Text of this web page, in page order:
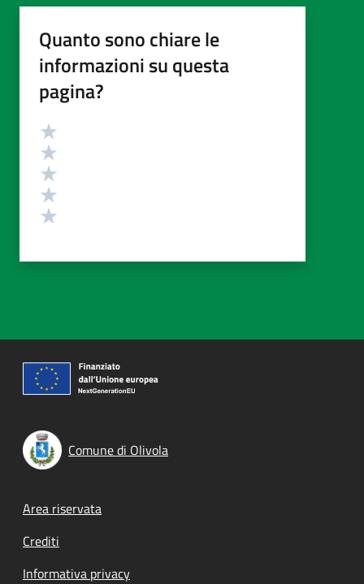
Quanto sono chiare le
informazioni su questa
pagina?
Valutazione
Comune di Olivola
Footer menu
Area riservata
Crediti
Informativa privacy